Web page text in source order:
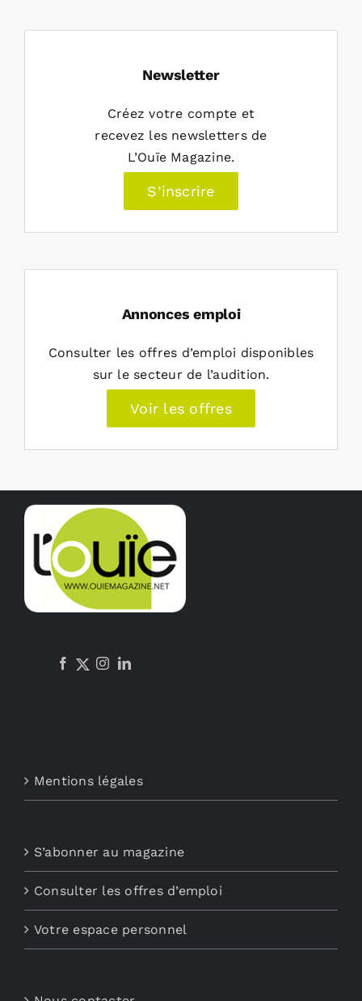
Newsletter
Créez votre compte et
recevez les newsletters de
L’Ouïe Magazine.
S’inscrire
Annonces emploi
Consulter les offres d’emploi disponibles
sur le secteur de l’audition.
Voir les offres
Mentions légales
S’abonner au magazine
Consulter les offres d’emploi
Votre espace personnel